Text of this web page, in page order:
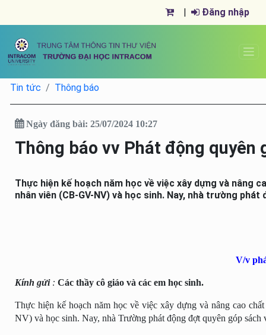
| Đăng nhập
Tin tức Thông báo
Ngày đăng bài: 25/07/2024 10:27
Thông báo vv Phát động quyên
Thực hiện kế hoạch năm học về việc xây dựng và nâng
nhân viên (CB-GV-NV) và học sinh. Nay, nhà trường
V/v
Kính gửi: Các thầy cô giáo và các em học sinh.
Thực hiện kế hoạch năm học về việc xây dựng và nâng cao
NV) và học sinh. Nay, nhà Trường phát động đợt quyên góp